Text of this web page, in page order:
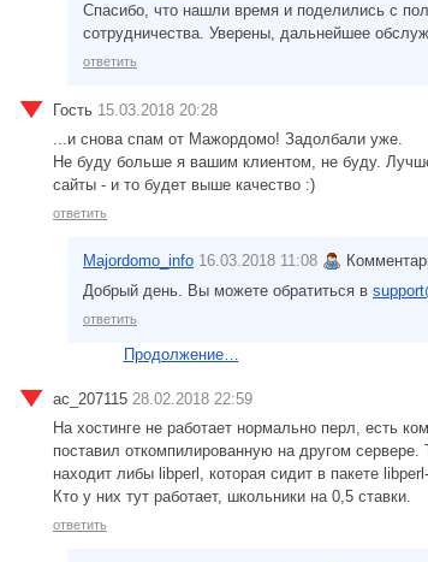
Спасибо, что нашли время и поделились с
сотрудничества. Уверены, дальнейшее
ответить
Гость 15.03.2018 20:28
...и снова спам от Мажордомо! Задолбали уже.
Не буду больше я вашим клиентом, не буду.
сайты - и то будет выше качество :)
ответить
Majordomo_info 16.03.2018 11:08
Добрый день. Вы можете обратиться в
ответить
Продолжение…
ac_207115 28.02.2018 22:59
На хостинге не работает нормально перл, есть
поставил откомпилированную на другом
находит либы libperl, которая сидит в пакете
Кто у них тут работает, школьники на 0,5 ставки.
ответить